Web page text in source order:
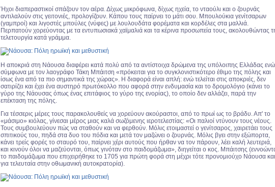
Ήχοι διαπεραστικοί σπάζουν τον αέρα. Δίχως μικρόφωνα, δίχως ηχεία, το νταούλι και ο ζουρνάς
αντιλαλούν στις γειτονιές, προλογίζουν. Κάπου τους παίρνει το μάτι σου. Μπουλούκια γενίτσαρων
(γαμπροί) και λιγοστές μπούλες (νύφες) με λουλουδάτα φορέματα και κορδέλες στα μαλλιά.
Περπατούν χορεύοντας με τα εντυπωσιακά χαϊμαλιά και τα κέρινα προσωπεία τους, ακολουθώντας
τελετουργία κατά γράμμα.
Η αποκριά στη Νάουσα διαφέρει κατά πολύ από τα αντίστοιχα δρώμενα της υπόλοιπης Ελλάδας
σύμφωνα με τον λαογράφο Τάκη Μπάιτση «πρόκειται για το συγκλονιστικότερο έθιμο της πόλης και
ίσως ένα από τα πιο σημαντικά της χώρας». Η διαφορά είναι απλή: ενώ τελείται στις αποκριές, δεν
σατιρίζει και έχει ένα αυστηρό πρωτόκολλο που αφορά στην ενδυμασία και το δρομολόγιο (κάνει το
γύρο της Νάουσας όπως ένας επιτάφιος το γύρο της ενορίας), το οποίο δεν αλλάζει, παρά την
επέκταση της πόλης.
Για τέσσερις μέρες τους παρακολουθείς να χορεύουν ακούραστοι, από το πρωί ως το βράδυ. Απ' το
«μάσιμο» κιόλας, γίνεσαι μέρος μιας καλά σωζόμενης ιεροτελεστίας: «Οι παλιοί ντύνουν τους νέους.
Τους συμβουλεύουν πώς να σταθούν και να φερθούν. Μόλις ετοιμαστεί ο γενίτσαρος, χαιρετάει τους
σπιτικούς του, πηδά στα δυο του πόδια και μετά τον μαζώνει ο ζουρνάς. Μόλις βγει στην εξώπορτα,
κάνει τρείς φορές το σταυρό του, παίρνει χέρι αυτούς που ήρθαν να τον πάρουν, λέει καλή λευτεριά,
και κινούν όλοι να μαζεύονται, όπως γινόταν στο παιδομάζωμα», διηγείται ο κος. Μπάιτσης
το παιδομάζωμα που επιχειρήθηκε το 1705 για πρώτη φορά στη μέχρι τότε προνομιούχο Νάουσα και
για τελευταία στην οθωμανική αυτοκρατορία).